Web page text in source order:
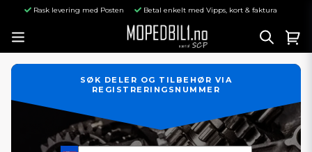
Rask levering med Posten Betal enkelt med Vipps, kort & faktura
SØK DELER OG TILBEHØR VIA
REGISTRERINGSNUMMER